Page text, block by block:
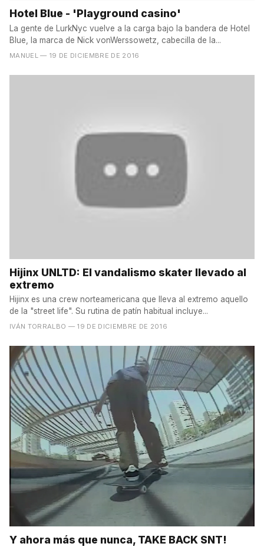
Hotel Blue - 'Playground casino'
La gente de LurkNyc vuelve a la carga bajo la bandera de Hotel
Blue, la marca de Nick vonWerssowetz, cabecilla de la...
MANUEL — 19 DE DICIEMBRE DE 2016
Hijinx UNLTD: El vandalismo skater llevado al
extremo
Hijinx es una crew norteamericana que lleva al extremo aquello
de la "street life". Su rutina de patín habitual incluye...
IVÁN TORRALBO — 19 DE DICIEMBRE DE 2016
Y ahora más que nunca, TAKE BACK SNT!